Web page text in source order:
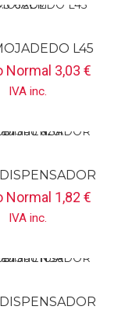
L45
Normal 3,03 €
IVA inc.
Azul
609009
Normal 1,82 €
IVA inc.